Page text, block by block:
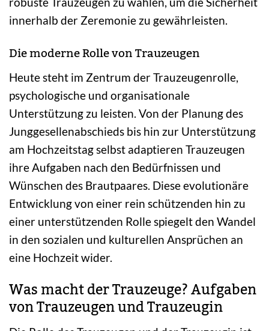
innerhalb der Zeremonie zu gewährleisten.
Die moderne Rolle von Trauzeugen
Heute steht im Zentrum der Trauzeugenrolle,
psychologische und organisationale
Unterstützung zu leisten. Von der Planung des
Junggesellenabschieds bis hin zur Unterstützung
am Hochzeitstag selbst adaptieren Trauzeugen
ihre Aufgaben nach den Bedürfnissen und
Wünschen des Brautpaares. Diese evolutionäre
Entwicklung von einer rein schützenden hin zu
einer unterstützenden Rolle spiegelt den Wandel
in den sozialen und kulturellen Ansprüchen an
eine Hochzeit wider.
Was macht der Trauzeuge? Aufgaben
von Trauzeugen und Trauzeugin